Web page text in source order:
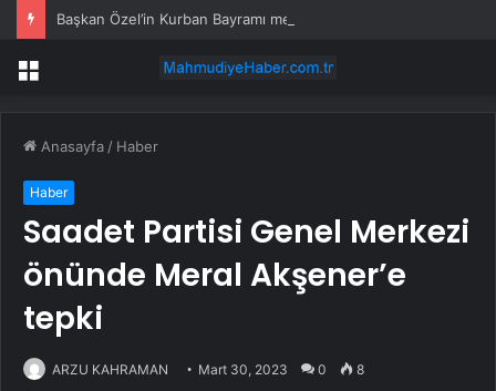
Başkan Özel’in Kurban Bayramı mesajı
Menü
Anasayfa / Haber
Haber
Saadet Partisi Genel Merkezi
önünde Meral Akşener’e
tepki
ARZU KAHRAMAN Mart 30, 2023 0 8